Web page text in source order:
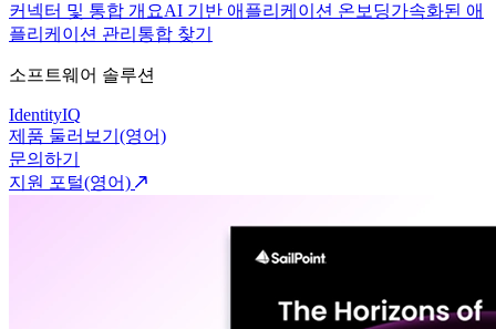
커넥터 및 통합 개요AI 기반 애플리케이션 온보딩가속화된 애
플리케이션 관리 통합 찾기
소프트웨어 솔루션
IdentityIQ
제품 둘러보기(영어)
문의하기
지원 포털(영어)